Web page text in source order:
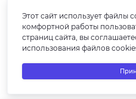
Подпишитесь на
Этот сайт использует файлы
комфортной работы
страниц сайта, вы
использования файлов